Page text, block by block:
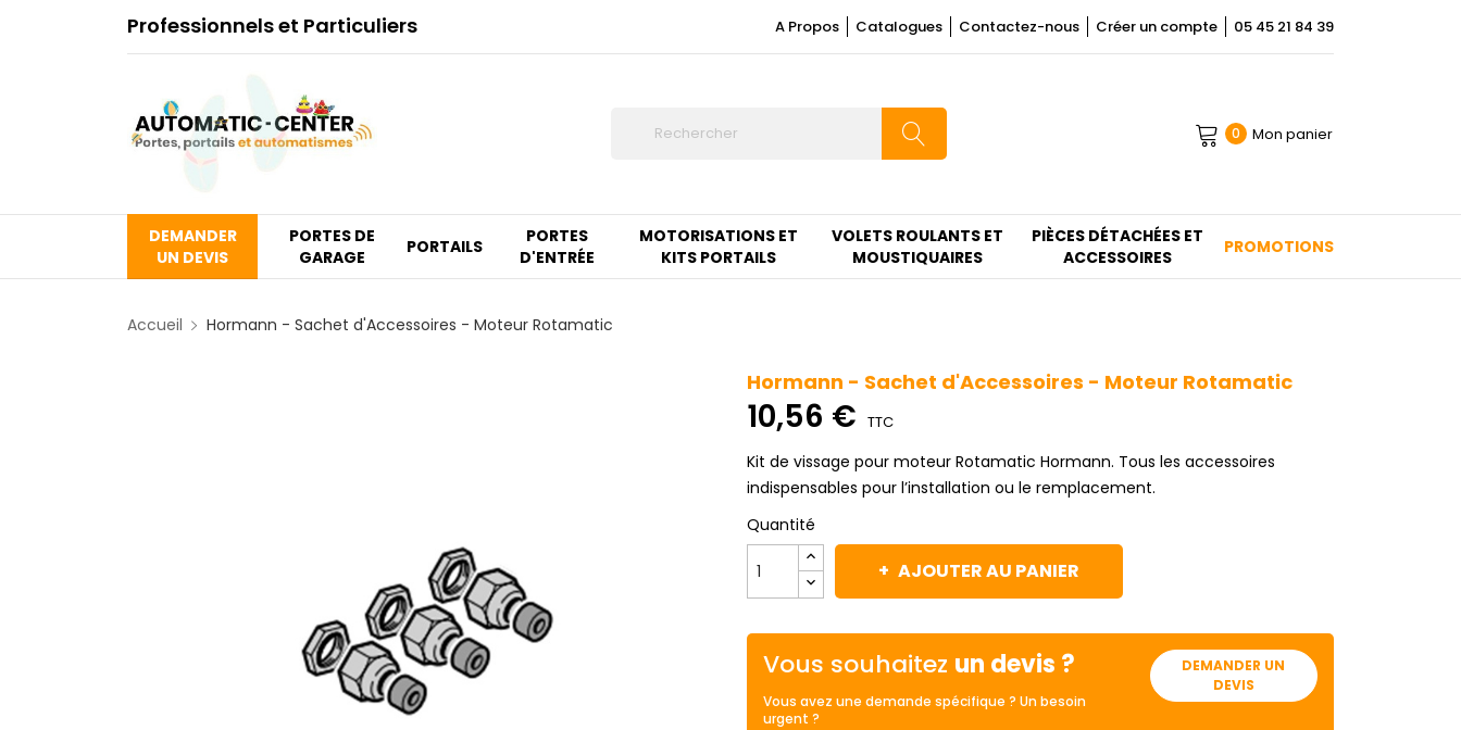
Professionnels et Particuliers A Propos Catalogues Contactez-nous Créer un compte 05 45 21 84 39
0 Mon panier
DEMANDER
UN DEVIS
PORTES DE
GARAGE
PORTAILS
PORTES
D'ENTRÉE
MOTORISATIONS ET
KITS PORTAILS
VOLETS ROULANTS ET
MOUSTIQUAIRES
PIÈCES DÉTACHÉES ET
ACCESSOIRES
PROMOTIONS
Accueil Hormann - Sachet d'Accessoires - Moteur Rotamatic
Hormann - Sachet d'Accessoires - Moteur Rotamatic
10,56 € TTC
Kit de vissage pour moteur Rotamatic Hormann. Tous les accessoires
indispensables pour l’installation ou le remplacement.
Quantité
AJOUTER AU PANIER
Vous souhaitez un devis ?
Vous avez une demande spécifique ? Un besoin
urgent ?
DEMANDER UN
DEVIS